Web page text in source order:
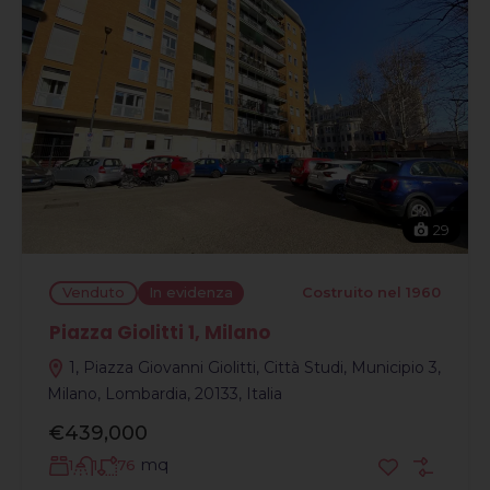
29
Venduto In evidenza Costruito nel 1960
Piazza Giolitti 1, Milano
1, Piazza Giovanni Giolitti, Città Studi, Municipio 3,
Milano, Lombardia, 20133, Italia
€439,000
1 1 76 mq